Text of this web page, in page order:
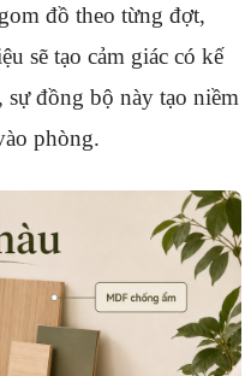
đồ theo từng đợt,
sẽ tạo cảm giác có kế
đồng bộ này tạo niềm
phòng.